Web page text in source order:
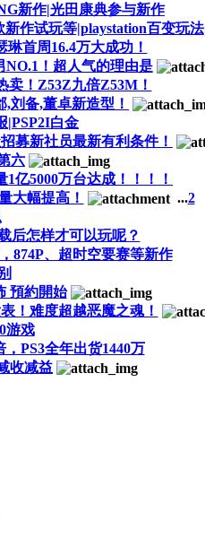
新作|光田康典参与新作
作试玩等|playstation百变玩法
首周16.4万大成功！
！超人气的理由是
卖！Z53Z九倍Z53M！
刘备,董卓新造型！
|PSP2I白金
募新社员最新有利条件！
六
亿5000万台达成！！！！
大幅提高！ ...2
后怎样才可以玩呢？
874P、超时空要赛等新作
預約開始
！难度超越恶魔之魂！
游戏
PS3全年出货1440万
收减益